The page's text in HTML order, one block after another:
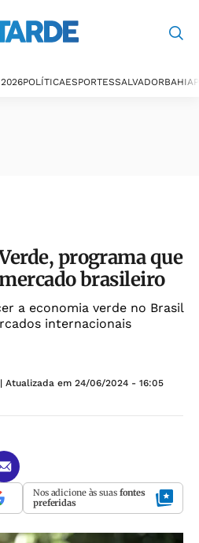
POLÍTICAESPORTESSALVADORBAHIA
programa que
brasileiro
a economia verde no Brasil
internacionais
| Atualizada em 24/06/2024 - 16:05
Nos adicione às suas fontes
preferidas